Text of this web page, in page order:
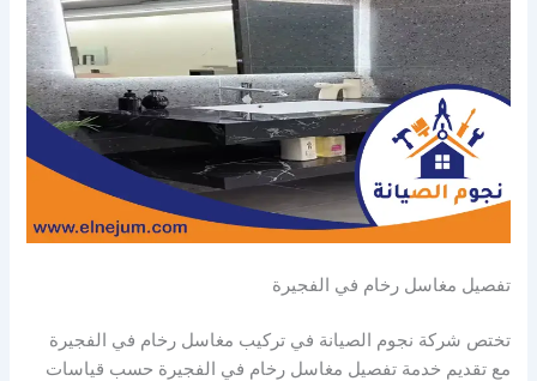
تفصيل مغاسل رخام في الفجيرة
تختص شركة نجوم الصيانة في تركيب مغاسل رخام في الفجيرة
مع تقديم خدمة تفصيل مغاسل رخام في الفجيرة حسب قياسات